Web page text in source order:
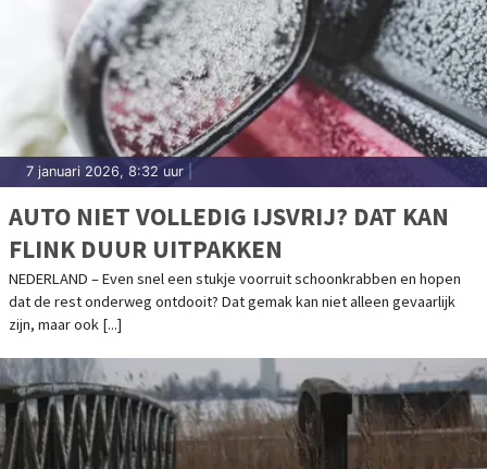
7 januari 2026, 8:32 uur
AUTO NIET VOLLEDIG IJSVRIJ? DAT KAN
FLINK DUUR UITPAKKEN
NEDERLAND – Even snel een stukje voorruit schoonkrabben en hopen
dat de rest onderweg ontdooit? Dat gemak kan niet alleen gevaarlijk
zijn, maar ook [...]